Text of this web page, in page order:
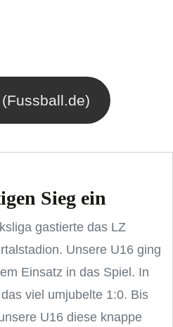
Sieg ein
gastierte das LZ
Unsere U16 ging
Einsatz in das Spiel. In
viel umjubelte 1:0. Bis
U16 diese knappe